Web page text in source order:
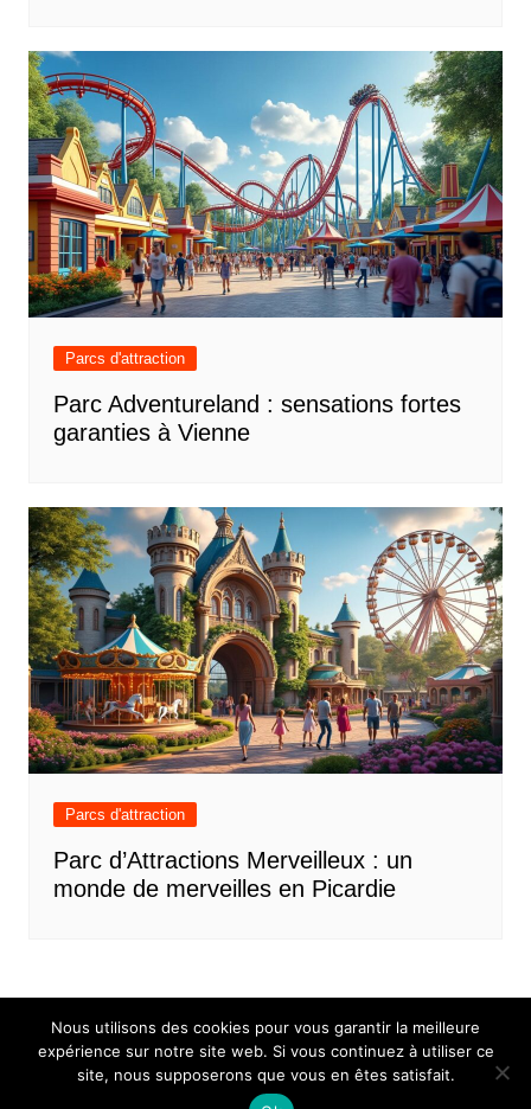
Parcs d'attraction
Parc Adventureland : sensations fortes
garanties à Vienne
Parcs d'attraction
Parc d’Attractions Merveilleux : un
monde de merveilles en Picardie
Nous utilisons des cookies pour vous garantir la meilleure
expérience sur notre site web. Si vous continuez à utiliser ce
site, nous supposerons que vous en êtes satisfait.